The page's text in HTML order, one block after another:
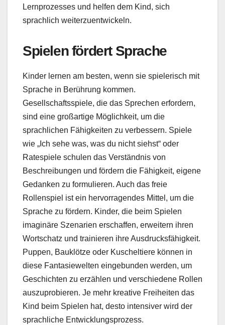
Lernprozesses und helfen dem Kind, sich
sprachlich weiterzuentwickeln.
Spielen fördert Sprache
Kinder lernen am besten, wenn sie spielerisch mit
Sprache in Berührung kommen.
Gesellschaftsspiele, die das Sprechen erfordern,
sind eine großartige Möglichkeit, um die
sprachlichen Fähigkeiten zu verbessern. Spiele
wie „Ich sehe was, was du nicht siehst“ oder
Ratespiele schulen das Verständnis von
Beschreibungen und fördern die Fähigkeit, eigene
Gedanken zu formulieren. Auch das freie
Rollenspiel ist ein hervorragendes Mittel, um die
Sprache zu fördern. Kinder, die beim Spielen
imaginäre Szenarien erschaffen, erweitern ihren
Wortschatz und trainieren ihre Ausdrucksfähigkeit.
Puppen, Bauklötze oder Kuscheltiere können in
diese Fantasiewelten eingebunden werden, um
Geschichten zu erzählen und verschiedene Rollen
auszuprobieren. Je mehr kreative Freiheiten das
Kind beim Spielen hat, desto intensiver wird der
sprachliche Entwicklungsprozess.